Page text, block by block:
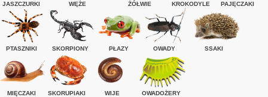
JASZCZURKI WĘŻE ŻÓŁWIE KROKODYLE PAJĘCZAKI
PTASZNIKI SKORPIONY PŁAZY OWADY SSAKI
MIĘCZAKI SKORUPIAKI WIJE OWADOŻERY